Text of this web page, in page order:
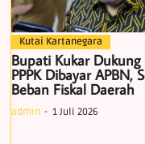
Kutai Kartanegara
Bupati Kukar Dukung
PPPK Dibayar APBN,
Beban Fiskal Daerah
admin 1 Juli 2026